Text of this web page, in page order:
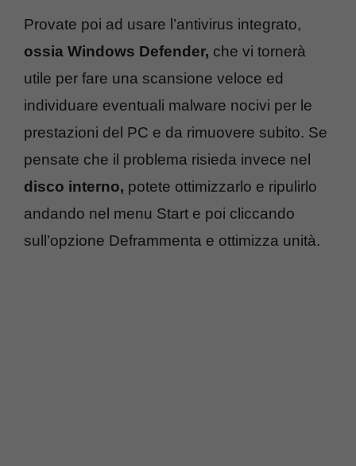
Provate poi ad usare l’antivirus integrato,
ossia Windows Defender, che vi tornerà
utile per fare una scansione veloce ed
individuare eventuali malware nocivi per le
prestazioni del PC e da rimuovere subito. Se
pensate che il problema risieda invece nel
disco interno, potete ottimizzarlo e ripulirlo
andando nel menu Start e poi cliccando
sull’opzione Deframmenta e ottimizza unità.